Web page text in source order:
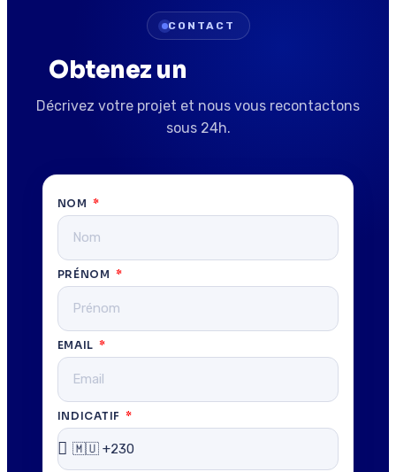
CONTACT
Obtenez un
Décrivez votre projet et nous vous recontactons
sous 24h.
NOM
PRÉNOM
EMAIL
INDICATIF